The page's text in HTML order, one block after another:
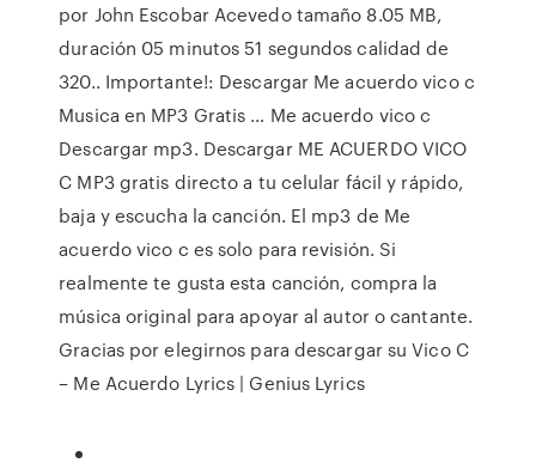
por John Escobar Acevedo tamaño 8.05 MB,
duración 05 minutos 51 segundos calidad de
320.. Importante!: Descargar Me acuerdo vico c
Musica en MP3 Gratis … Me acuerdo vico c
Descargar mp3. ️️️️️️Descargar ME ACUERDO VICO
C MP3 gratis directo a tu celular fácil y rápido,
baja y escucha la canción. El mp3 de Me
acuerdo vico c es solo para revisión. Si
realmente te gusta esta canción, compra la
música original para apoyar al autor o cantante.
Gracias por elegirnos para descargar su Vico C
– Me Acuerdo Lyrics | Genius Lyrics